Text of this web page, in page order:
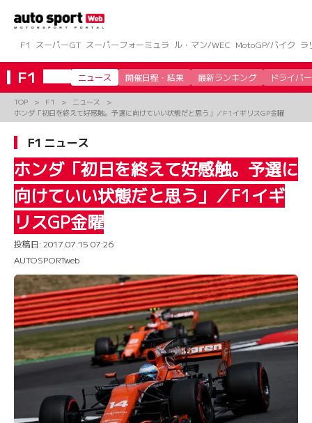
ツ
へ
ス
キ
プ
F1 スーパーGT スーパーフォーミュラ ル・マン/WEC MotoGP/バイク ラ
F1 ニュース 開催日程・結果 最新ランキング ドライバー
TOP F1
ニュース
ホンダ「初日を終えて好感触。予選に向けていい状態だと思う」／F1イギリスGP金曜
F1 ニュース
ホンダ「初日を終えて好感触。予選に
向けていい状態だと思う」／F1イギ
リスGP金曜
投稿日: 2017.07.15 07:26
AUTOSPORTweb